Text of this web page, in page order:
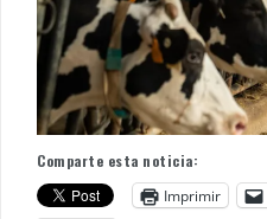
Comparte esta noticia:
Imprimir